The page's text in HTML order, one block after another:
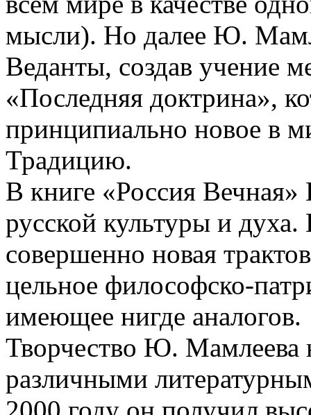
мысли). Но далее Ю.
Веданты, создав учение
«Последняя доктрина»,
принципиально новое в
Традицию.
В книге «Россия
русской культуры и духа.
совершенно новая
цельное философско-
имеющее нигде аналогов.
Творчество Ю. Мамлеева
различными